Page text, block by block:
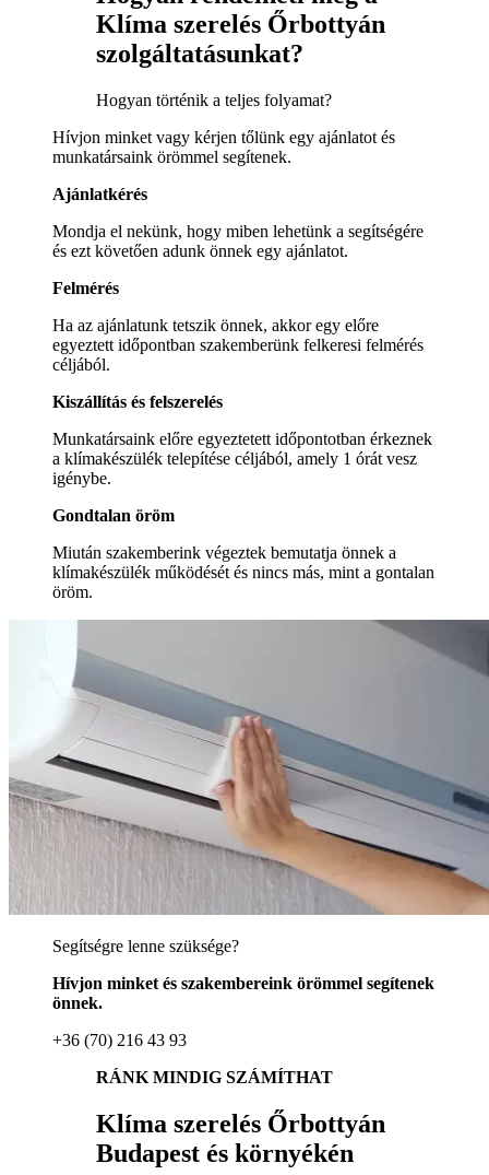
Klíma szerelés Őrbottyán
szolgáltatásunkat?
Hogyan történik a teljes folyamat?
Hívjon minket vagy kérjen tőlünk egy ajánlatot és
munkatársaink örömmel segítenek.
Ajánlatkérés
Mondja el nekünk, hogy miben lehetünk a segítségére
és ezt követően adunk önnek egy ajánlatot.
Felmérés
Ha az ajánlatunk tetszik önnek, akkor egy előre
egyeztett időpontban szakemberünk felkeresi felmérés
céljából.
Kiszállítás és felszerelés
Munkatársaink előre egyeztetett időpontotban érkeznek
a klímakészülék telepítése céljából, amely 1 órát vesz
igénybe.
Gondtalan öröm
Miután szakemberink végeztek bemutatja önnek a
klímakészülék működését és nincs más, mint a gontalan
öröm.
Segítségre lenne szüksége?
Hívjon minket és szakembereink örömmel segítenek
önnek.
+36 (70) 216 43 93
RÁNK MINDIG SZÁMÍTHAT
Klíma szerelés Őrbottyán
Budapest és környékén